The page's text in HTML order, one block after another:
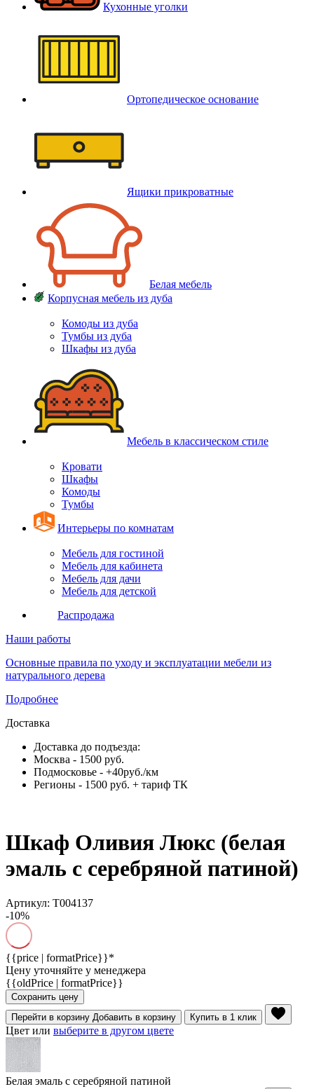
Кухонные уголки
Ортопедическое основание
Ящики прикроватные
Белая мебель
Корпусная мебель из дуба
Комоды из дуба
Тумбы из дуба
Шкафы из дуба
Мебель в классическом стиле
Кровати
Шкафы
Комоды
Тумбы
Интерьеры по комнатам
Мебель для гостиной
Мебель для кабинета
Мебель для дачи
Мебель для детской
Распродажа
Наши работы
Основные правила по уходу и эксплуатации мебели из
натурального дерева
Подробнее
Доставка
Доставка до подъезда:
Москва - 1500 руб.
Подмосковье - +40руб./км
Регионы - 1500 руб. + тариф ТК
Шкаф Оливия Люкс (белая
эмаль с серебряной патиной)
Артикул: Т004137
-10%
{{price | formatPrice}}*
Цену уточняйте у менеджера
{{oldPrice | formatPrice}}
Сохранить цену
Перейти в корзину Добавить в корзину Купить в 1 клик
Цвет или выберите в другом цвете
Белая эмаль с серебряной патиной